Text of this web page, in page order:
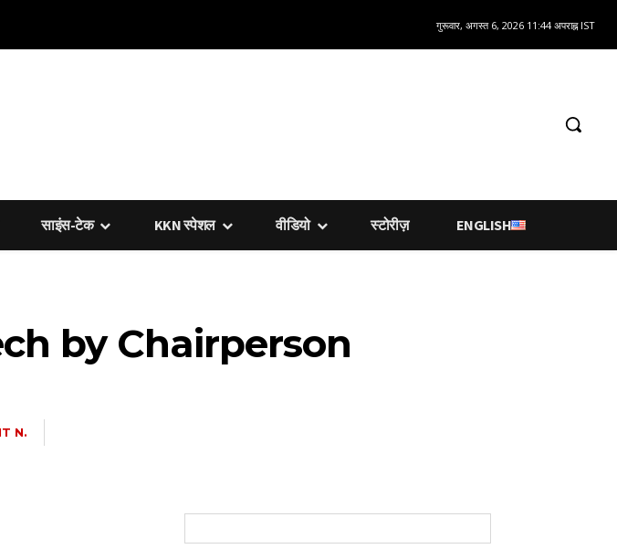
गुरूवार, अगस्त 6, 2026 11:44 अपराह्न IST
साइंस-टेक KKN स्पेशल वीडियो स्टोरीज़ ENGLISH
by Chairperson
N.